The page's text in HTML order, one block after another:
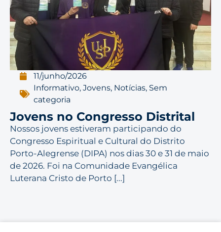
11/junho/2026
Informativo,Jovens, Notícias, Sem
categoria
Jovens no Congresso Distrital
Nossos jovens estiveram participando do
Congresso Espiritual e Cultural do Distrito
Porto-Alegrense (DIPA) nos dias 30 e 31 de maio
de 2026. Foi na Comunidade Evangélica
Luterana Cristo de Porto [...]